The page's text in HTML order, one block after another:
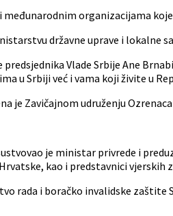
organizacijama
državne uprave i lokalne
Vlade Srbije Ane
u Srbiji već i vama koji živite u
je Zavičajnom udruženju
je ministar privrede i
kao i predstavnici
rada i boračko invalidske